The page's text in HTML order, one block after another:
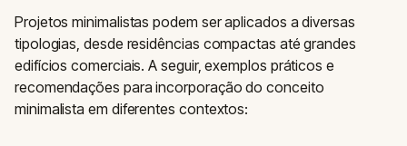
Projetos minimalistas podem ser aplicados a diversas
tipologias, desde residências compactas até grandes
edifícios comerciais. A seguir, exemplos práticos e
recomendações para incorporação do conceito
minimalista em diferentes contextos: